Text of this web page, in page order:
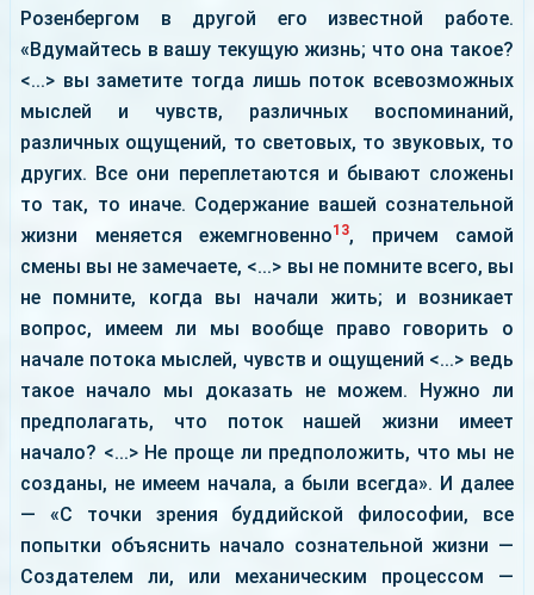
Розенбергом в другой его известной работе.
«Вдумайтесь в вашу текущую жизнь; что она такое?
<...> вы заметите тогда лишь поток всевозможных
мыслей и чувств, различных воспоминаний,
различных ощущений, то световых, то звуковых, то
других. Все они переплетаются и бывают сложены
то так, то иначе. Содержание вашей сознательной
жизни меняется ежемгновенно13, причем самой
смены вы не замечаете, <...> вы не помните всего, вы
не помните, когда вы начали жить; и возникает
вопрос, имеем ли мы вообще право говорить о
начале потока мыслей, чувств и ощущений <...> ведь
такое начало мы доказать не можем. Нужно ли
предполагать, что поток нашей жизни имеет
начало? <...> Не проще ли предположить, что мы не
созданы, не имеем начала, а были всегда». И далее
— «С точки зрения буддийской философии, все
попытки объяснить начало сознательной жизни —
Создателем ли, или механическим процессом —